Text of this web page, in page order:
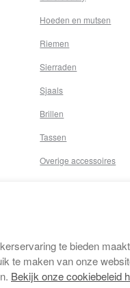
Hoeden en mutsen
Riemen
Sierraden
Sjaals
Brillen
Tassen
Overige accessoires
te bieden
te maken van onze
Bekijk onze cookiebeleid